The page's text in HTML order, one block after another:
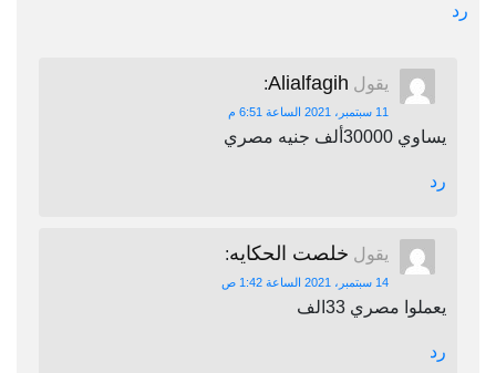
رد
يقول Alialfagih
:
11 سبتمبر، 2021 الساعة 6:51 م
يساوي 30000ألف جنيه مصري
رد
يقول خلصت الحكايه:
14 سبتمبر، 2021 الساعة 1:42 ص
يعملوا مصري 33الف
رد